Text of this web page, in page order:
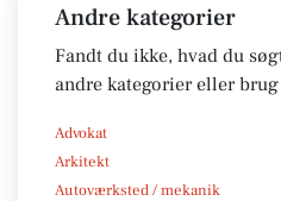
Andre kategorier
Fandt du ikke, hvad du
andre kategorier eller brug
Advokat
Arkitekt
Autoværksted / mekanik